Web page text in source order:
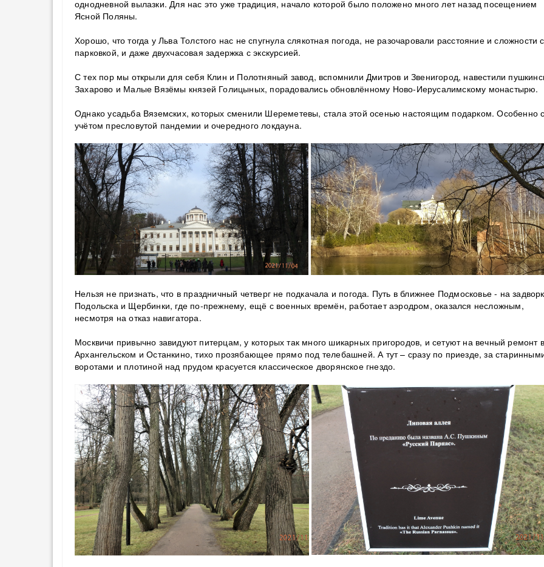
однодневной вылазки. Для нас это уже традиция, начало которой было положено много лет назад посещением
Ясной Поляны.
Хорошо, что тогда у Льва Толстого нас не спугнула слякотная погода, не разочаровали расстояние и сложности с
парковкой, и даже двухчасовая задержка с экскурсией.
С тех пор мы открыли для себя Клин и Полотняный завод, вспомнили Дмитров и Звенигород, навестили
Захарово и Малые Вязёмы князей Голицыных, порадовались обновлённому Ново-Иерусалимскому монастырю.
Однако усадьба Вяземских, которых сменили Шереметевы, стала этой осенью настоящим подарком. Особенно
учётом пресловутой пандемии и очередного локдауна.
Нельзя не признать, что в праздничный четверг не подкачала и погода. Путь в ближнее Подмосковье - на
Подольска и Щербинки, где по-прежнему, ещё с военных времён, работает аэродром, оказался несложным,
несмотря на отказ навигатора.
Москвичи привычно завидуют питерцам, у которых так много шикарных пригородов, и сетуют на вечный ремонт
Архангельском и Останкино, тихо прозябающее прямо под телебашней. А тут – сразу по приезде, за
воротами и плотиной над прудом красуется классическое дворянское гнездо.